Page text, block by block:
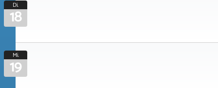
Di.
18
Mi.
19